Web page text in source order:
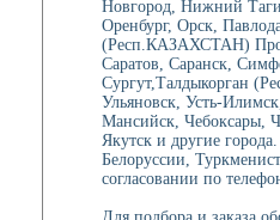
Новгород, Нижний
Оренбург, Орск,
(Респ.КАЗАХСТАН)
Саратов, Саранск,
Сургут,Талдыкорган
Ульяновск, Усть-
Мансийск, Чебоксары,
Якутск и другие
Белоруссии,
согласовании по